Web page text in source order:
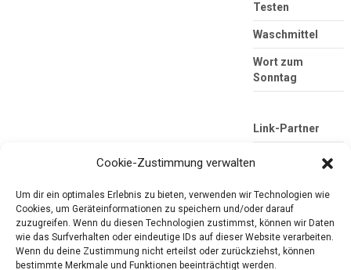
Testen
Waschmittel
Wort zum
Sonntag
Link-Partner
Cookie-Zustimmung verwalten
Um dir ein optimales Erlebnis zu bieten, verwenden wir Technologien wie
Cookies, um Geräteinformationen zu speichern und/oder darauf
zuzugreifen. Wenn du diesen Technologien zustimmst, können wir Daten
wie das Surfverhalten oder eindeutige IDs auf dieser Website verarbeiten.
Wenn du deine Zustimmung nicht erteilst oder zurückziehst, können
bestimmte Merkmale und Funktionen beeinträchtigt werden.